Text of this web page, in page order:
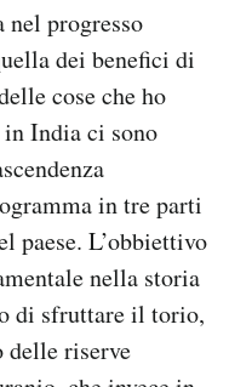
nel progresso
dei benefici di
cose che ho
in India ci sono
in tre parti
paese. L’obbiettivo
nella storia
di sfruttare il torio,
delle riserve